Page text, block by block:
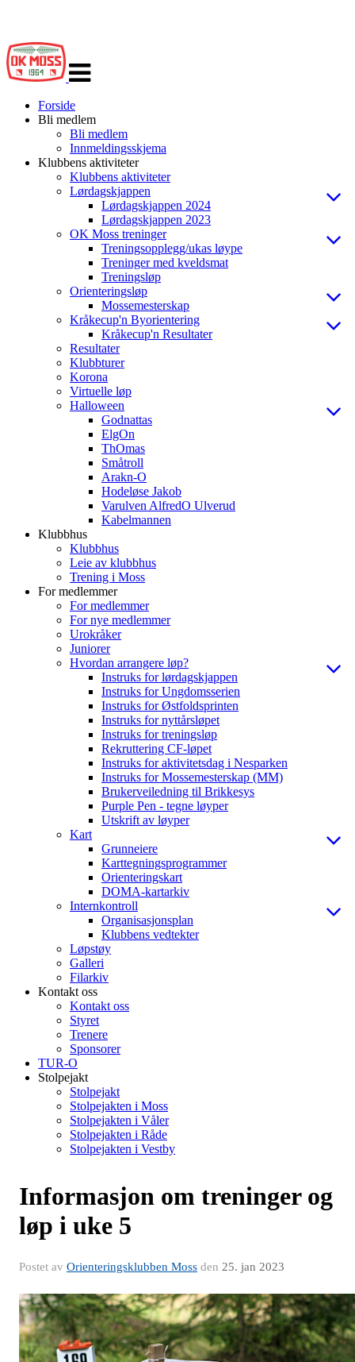
navigasjon
Forside
Bli medlem
Bli medlem
Innmeldingsskjema
Klubbens aktiviteter
Klubbens aktiviteter
Lørdagskjappen
Lørdagskjappen 2024
Lørdagskjappen 2023
OK Moss treninger
Treningsopplegg/ukas løype
Treninger med kveldsmat
Treningsløp
Orienteringsløp
Mossemesterskap
Kråkecup'n Byorientering
Kråkecup'n Resultater
Resultater
Klubbturer
Korona
Virtuelle løp
Halloween
Godnattas
ElgOn
ThOmas
Småtroll
Arakn-O
Hodeløse Jakob
Varulven AlfredO Ulverud
Kabelmannen
Klubbhus
Klubbhus
Leie av klubbhus
Trening i Moss
For medlemmer
For medlemmer
For nye medlemmer
Urokråker
Juniorer
Hvordan arrangere løp?
Instruks for lørdagskjappen
Instruks for Ungdomsserien
Instruks for Østfoldsprinten
Instruks for nyttårsløpet
Instruks for treningsløp
Rekruttering CF-løpet
Instruks for aktivitetsdag i Nesparken
Instruks for Mossemesterskap (MM)
Brukerveiledning til Brikkesys
Purple Pen - tegne løyper
Utskrift av løyper
Kart
Grunneiere
Karttegningsprogrammer
Orienteringskart
DOMA-kartarkiv
Internkontroll
Organisasjonsplan
Klubbens vedtekter
Løpstøy
Galleri
Filarkiv
Kontakt oss
Kontakt oss
Styret
Trenere
Sponsorer
TUR-O
Stolpejakt
Stolpejakt
Stolpejakten i Moss
Stolpejakten i Våler
Stolpejakten i Råde
Stolpejakten i Vestby
Informasjon om treninger og
løp i uke 5
Postet av Orienteringsklubben Moss den 25. jan 2023